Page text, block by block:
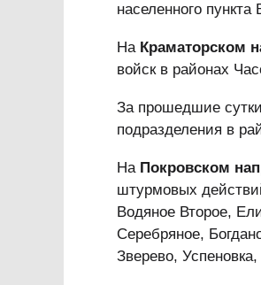
населенного пункта
На Краматорском
войск в районах
За прошедшие
подразделения в
На Покровском
штурмовых
Водяное Второе,
Серебряное,
Зверево,